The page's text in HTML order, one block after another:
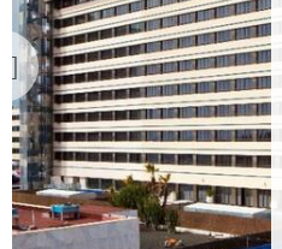
Previous